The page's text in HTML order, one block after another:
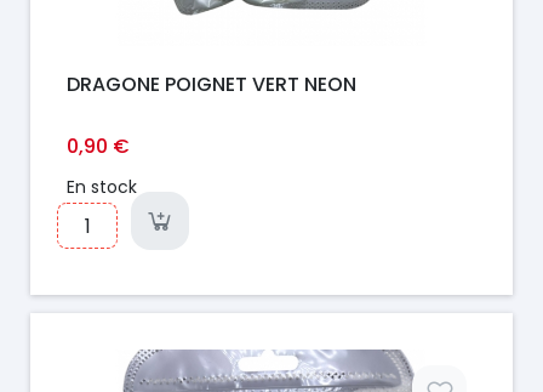
DRAGONE POIGNET VERT NEON
0,90 €
En stock